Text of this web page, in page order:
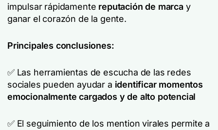
impulsar rápidamente reputación de marcay
ganar el corazón de la gente.
Principales conclusiones:
✅ Las herramientas de escucha de las redes
sociales pueden ayudar a identificar momentos
emocionalmente cargados y de alto potencial
✅ El seguimiento de los mention virales permite a